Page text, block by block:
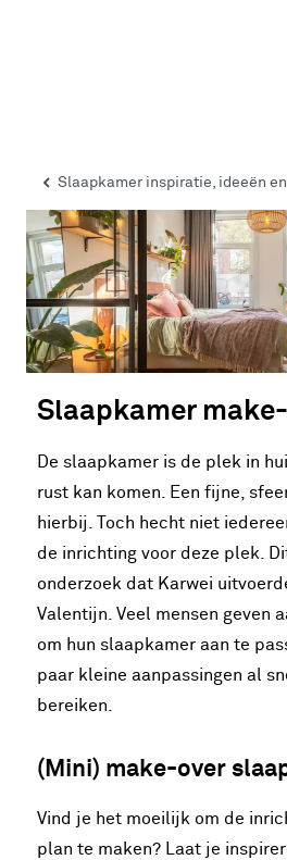
Slaapkamer inspiratie, ideeën
Slaapkamer
De slaapkamer is de plek in
rust kan komen. Een fijne,
hierbij. Toch hecht niet
de inrichting voor deze plek.
onderzoek dat Karwei
Valentijn. Veel mensen geven
om hun slaapkamer aan te
paar kleine aanpassingen al
bereiken.
(Mini) make-over
Vind je het moeilijk om de
plan te maken? Laat je